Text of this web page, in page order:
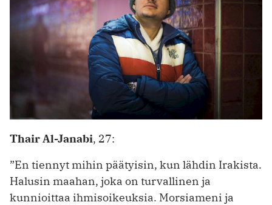
Thair Al-Janabi, 27:
”En tiennyt mihin päätyisin, kun lähdin Irakista.
Halusin maahan, joka on turvallinen ja
kunnioittaa ihmisoikeuksia. Morsiameni ja